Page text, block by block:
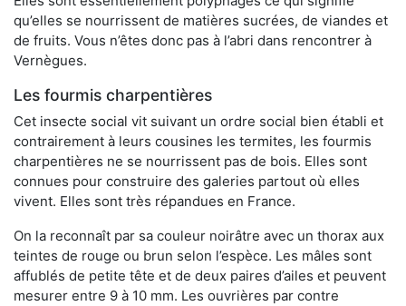
qu’elles se nourrissent de matières sucrées, de viandes et
de fruits. Vous n’êtes donc pas à l’abri dans rencontrer à
Vernègues.
Les fourmis charpentières
Cet insecte social vit suivant un ordre social bien établi et
contrairement à leurs cousines les termites, les fourmis
charpentières ne se nourrissent pas de bois. Elles sont
connues pour construire des galeries partout où elles
vivent. Elles sont très répandues en France.
On la reconnaît par sa couleur noirâtre avec un thorax aux
teintes de rouge ou brun selon l’espèce. Les mâles sont
affublés de petite tête et de deux paires d’ailes et peuvent
mesurer entre 9 à 10 mm. Les ouvrières par contre